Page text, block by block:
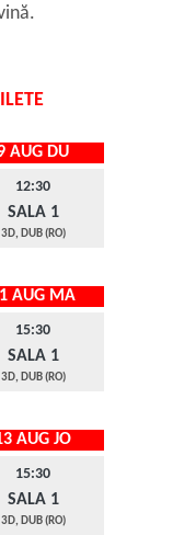
AUG DU
12:30
SALA 1
3D, DUB (RO)
AUG MA
15:30
SALA 1
3D, DUB (RO)
AUG JO
15:30
SALA 1
3D, DUB (RO)